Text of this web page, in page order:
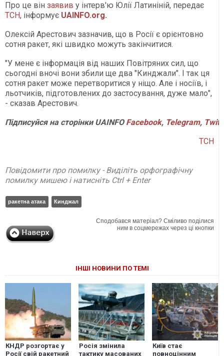
Про це він заявив у інтерв'ю Юлії Латиніній, передає
ТСН, інформує UAINFO.org.
Олексій Арестович зазначив, що в Росії є орієнтовно
сотня ракет, які швидко можуть закінчитися.
"У мене є інформація від наших Повітряних сил, що
сьогодні вночі вони збили ще два "Кинджали". І так ця
сотня ракет може перетворитися у ніщо. Але і носіїв, і
льотчиків, підготовлених до застосування, дуже мало",
- сказав Арестович.
Підписуйся на сторінки UAINFO Facebook, Telegram,
ТСН
Повідомити про помилку - Виділіть орфографічну
помилку мишею і натисніть Ctrl + Enter
ракетна атака Кинджал
Сподобався матеріал? Сміливо поділися
ним в соцмережах через ці кнопки
ІНШІ НОВИНИ ПО ТЕМІ
КНДР розгортає у
Росії свій ракетний
Росія змінила
тактику масованих
Київ стає
повноцінним